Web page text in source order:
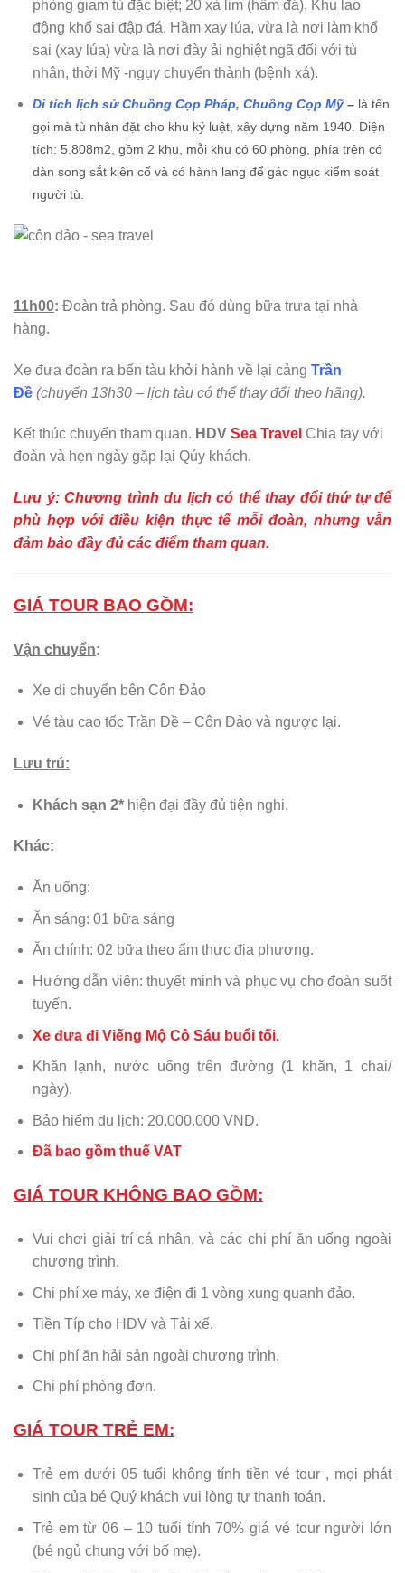
phòng giam tù đặc biệt; 20 xà lim (hầm đá), Khu lao
động khổ sai đập đá, Hầm xay lúa, vừa là nơi làm khổ
sai (xay lúa) vừa là nơi đày ải nghiệt ngã đối với tù
nhân, thời Mỹ -ngụy chuyển thành (bệnh xá).
Di tích lịch sử Chuồng Cọp Pháp, Chuồng Cọp Mỹ–là tên
gọi mà tù nhân đặt cho khu kỷ luật, xây dựng năm 1940. Diện
tích: 5.808m2, gồm 2 khu, mỗi khu có 60 phòng, phía trên có
dàn song sắt kiên cố và có hành lang để gác ngục kiểm soát
người tù.
11h00: Đoàn trả phòng. Sau đó dùng bữa trưa tại nhà
hàng.
Xe đưa đoàn ra bến tàu khởi hành về lại cảng Trần
Đề (chuyến 13h30 – lịch tàu có thể thay đổi theo hãng).
Kết thúc chuyến tham quan. HDV Sea Travel Chia tay với
đoàn và hẹn ngày gặp lại Qúy khách.
Lưu ý: Chương trình du lịch có thể thay đổi thứ tự để
phù hợp với điều kiện thực tế mỗi đoàn, nhưng vẫn
đảm bảo đầy đủ các điểm tham quan.
GIÁ TOUR BAO GỒM:
Vận chuyển:
Xe di chuyển bên Côn Đảo
Vé tàu cao tốc Trần Đề – Côn Đảo và ngược lại.
Lưu trú:
Khách sạn 2*hiện đại đầy đủ tiện nghi.
Khác:
Ăn uống:
Ăn sáng: 01 bữa sáng
Ăn chính: 02 bữa theo ẩm thực địa phương.
Hướng dẫn viên: thuyết minh và phục vụ cho đoàn suốt
tuyến.
Xe đưa đi Viếng Mộ Cô Sáu buổi tối.
Khăn lạnh, nước uống trên đường (1 khăn, 1 chai/
ngày).
Bảo hiểm du lịch: 20.000.000 VND.
Đã bao gồm thuế VAT
GIÁ TOUR KHÔNG BAO GỒM:
Vui chơi giải trí cá nhân, và các chi phí ăn uống ngoài
chương trình.
Chi phí xe máy, xe điện đi 1 vòng xung quanh đảo.
Tiền Típ cho HDV và Tài xế.
Chi phí ăn hải sản ngoài chương trình.
Chi phí phòng đơn.
GIÁ TOUR TRẺ EM:
Trẻ em dưới 05 tuổi không tính tiền vé tour , mọi phát
sinh của bé Quý khách vui lòng tự thanh toán.
Trẻ em từ 06 – 10 tuổi tính 70% giá vé tour người lớn
(bé ngủ chung với bố mẹ).